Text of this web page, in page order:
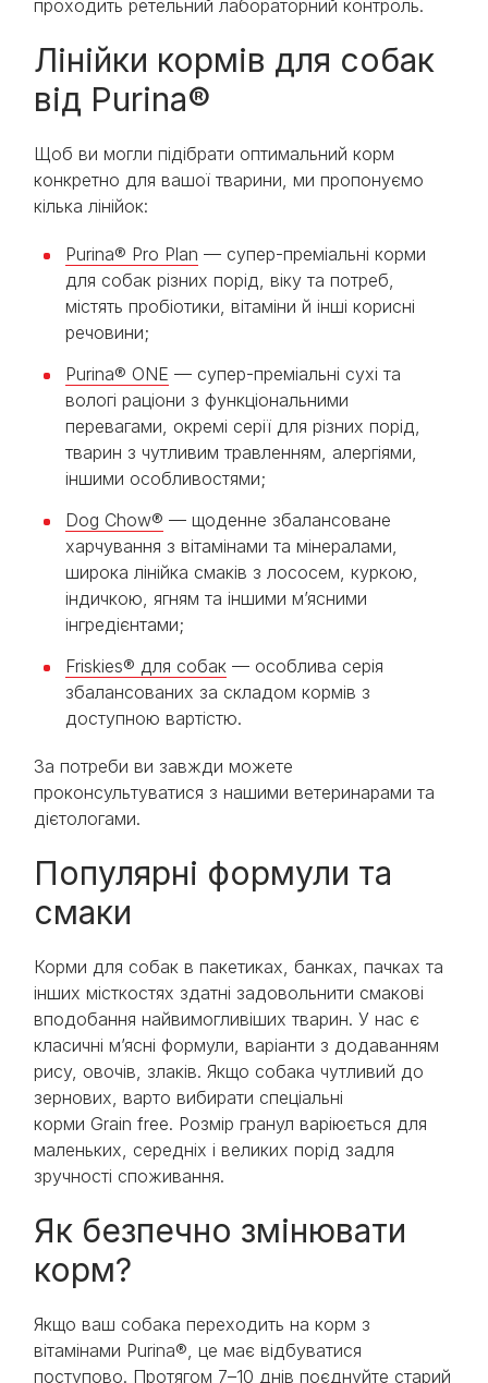
проходить ретельний лабораторний контроль.
Лінійки кормів для собак
від Purina®
Щоб ви могли підібрати оптимальний корм
конкретно для вашої тварини, ми пропонуємо
кілька лінійок:
Purina® Pro Plan — супер-преміальні корми
для собак різних порід, віку та потреб,
містять пробіотики, вітаміни й інші корисні
речовини;
Purina® ONE — супер-преміальні сухі та
вологі раціони з функціональними
перевагами, окремі серії для різних порід,
тварин з чутливим травленням, алергіями,
іншими особливостями;
Dog Chow® — щоденне збалансоване
харчування з вітамінами та мінералами,
широка лінійка смаків з лососем, куркою,
індичкою, ягням та іншими м’ясними
інгредієнтами;
Friskies® для собак — особлива серія
збалансованих за складом кормів з
доступною вартістю.
За потреби ви завжди можете
проконсультуватися з нашими ветеринарами та
дієтологами.
Популярні формули та
смаки
Корми для собак в пакетиках, банках, пачках та
інших місткостях здатні задовольнити смакові
вподобання найвимогливіших тварин. У нас є
класичні м’ясні формули, варіанти з додаванням
рису, овочів, злаків. Якщо собака чутливий до
зернових, варто вибирати спеціальні
корми Grain free. Розмір гранул варіюється для
маленьких, середніх і великих порід задля
зручності споживання.
Як безпечно змінювати
корм?
Якщо ваш собака переходить на корм з
вітамінами Purina®, це має відбуватися
поступово. Протягом 7–10 днів поєднуйте старий